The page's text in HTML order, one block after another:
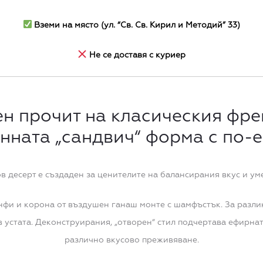
Вземи на място (ул. “Св. Св. Кирил и Методий” 33)
Не се доставя с куриер
прочит на класическия
„сандвич“ форма с по-
десерт е създаден за ценителите на балансирания вкус и
и корона от въздушен ганаш монте с шамфъстък. За
Деконструирания, „отворен“ стил подчертава
различно вкусово преживяване.